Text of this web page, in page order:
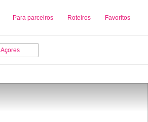
Para parceiros Roteiros Favoritos
Sobre nós Adicionar uma Empresa
Açores